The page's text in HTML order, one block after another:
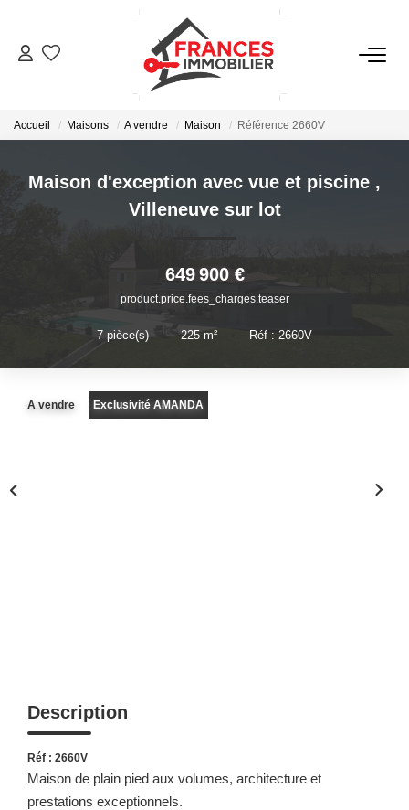
GESTION LOCATIVE
ESTIMATION
NOTRE AGENCE
CONTACT
Accueil Maisons A vendre Maison Référence 2660V
Maison d'exception avec vue et piscine ,
Villeneuve sur lot
649 900 €
product.price.fees_charges.teaser
7 pièce(s) • 225 m² Réf : 2660V
A vendre Exclusivité AMANDA
Description
Réf : 2660V
Maison de plain pied aux volumes, architecture et
prestations exceptionnels.